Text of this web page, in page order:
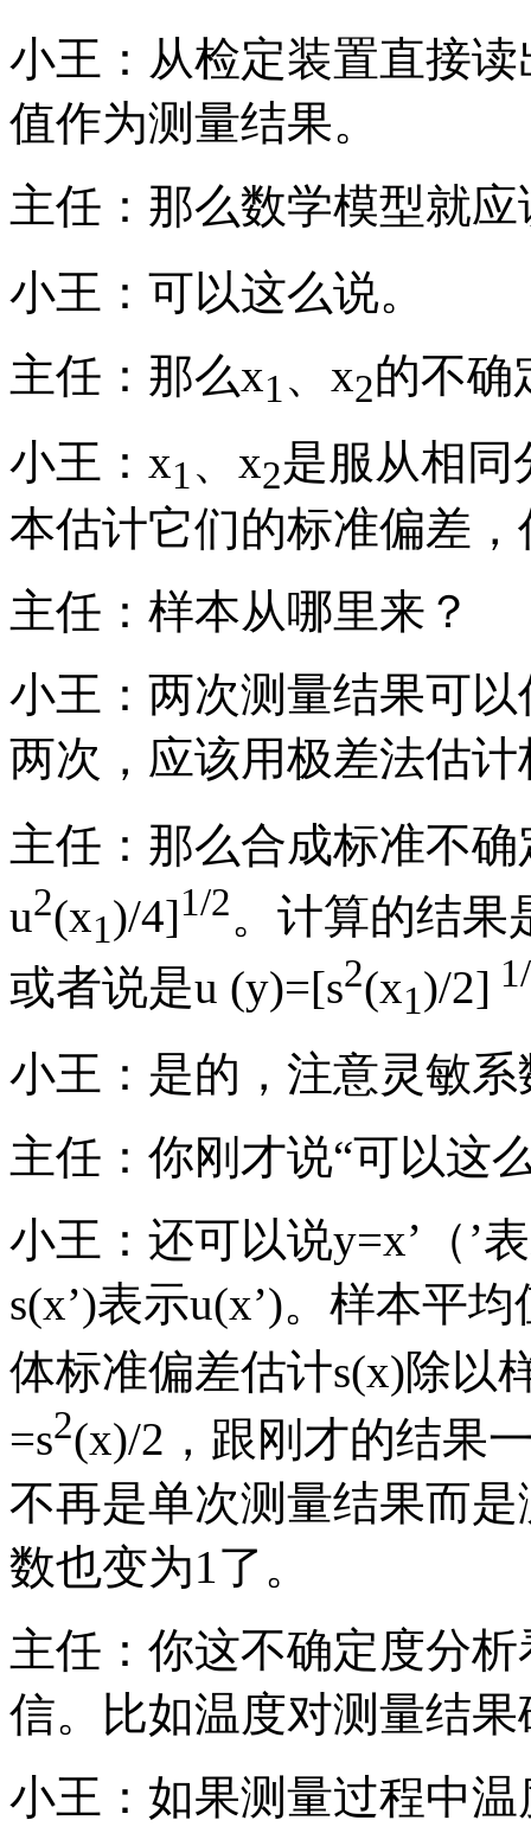
小王：从检定装置直接
值作为测量结果。
主任：那么数学模型就
小王：可以这么说。
主任：那么x1 、x2的不确
小王：x1 、x2是服从相同
本估计它们的标准偏差
主任：样本从哪里来？
小王：两次测量结果可
两次，应该用极差法估
主任：那么合成标准不
u2(x1)/4]1/2。计算的结果
或者说是u (y)=[s2(x1)/2]
小王：是的，注意灵敏
主任：你刚才说“可以这
小王：还可以说y=x’（’
s(x’)表示u(x’)。样本平
体标准偏差估计s(x)除以
=s2(x)/2，跟刚才的结果
不再是单次测量结果而
数也变为1了。
主任：你这不确定度分
信。比如温度对测量结
小王：如果测量过程中